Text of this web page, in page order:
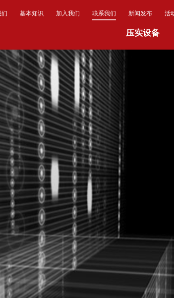
们 基本知识 加入我们 联系我们 新闻发布 活
压实设备